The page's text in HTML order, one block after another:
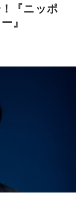
『ニッポ
』